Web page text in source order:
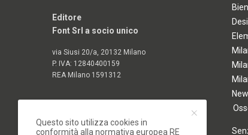
Editore
Font Srl a socio unico
via Siusi 20/a, 20132 Milano
P. IVA: 12840400159
REA Milano 1591312
Questo sito utilizza cookies in
conformità alla normativa europea RE